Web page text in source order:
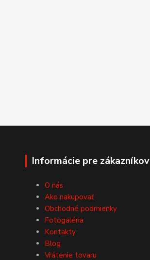
Informácie pre zákazníkov
O nás
Ako nakupovať
Obchodné podmienky
Fotogaléria
Kontakty
Blog
Vrátenie tovaru